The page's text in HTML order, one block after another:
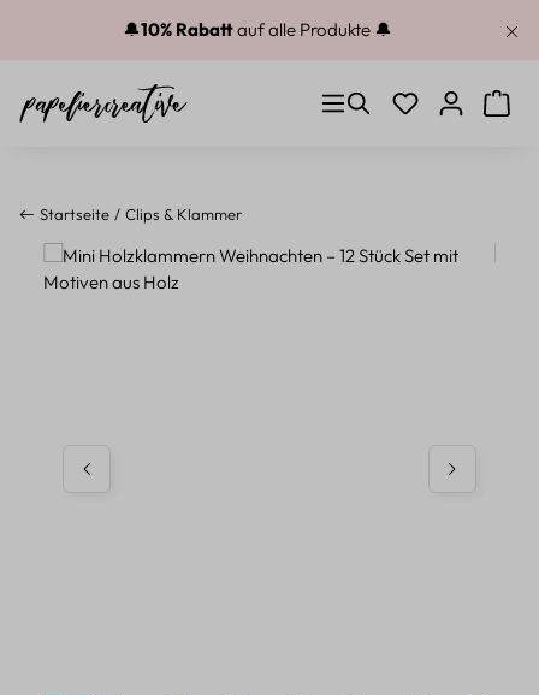
Zum Hauptinhalt springen
🔔10% Rabattauf alle Produkte 🔔
Du hast 0
Startseite Clips & Klammer
Bildergalerie überspringen